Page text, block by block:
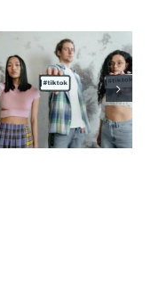
Mejores
aplicaciones
de edición
de video
para crear